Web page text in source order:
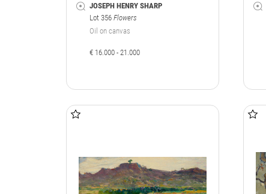
JOSEPH HENRY SHARP
Lot 356 Flowers
Oil on canvas
€ 16.000 - 21.000